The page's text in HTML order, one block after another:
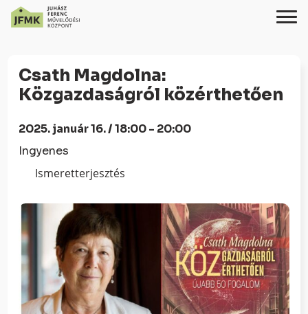
Content
navigációhoz
Csath Magdolna:
Közgazdaságról közérthetően
2025. január 16. / 18:00 - 20:00
Ingyenes
Ismeretterjesztés